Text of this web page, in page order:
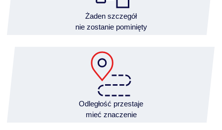
Żaden szczegół
nie zostanie pominięty
Odległość przestaje
mieć znaczenie